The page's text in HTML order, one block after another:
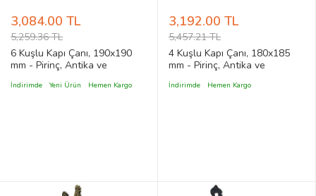
3,084.00 TL
5,259.36 TL
6 Kuşlu Kapı Çanı, 190x190
mm - Pirinç, Antika ve
İndirimde Yeni Ürün Hemen Kargo
3,192.00 TL
5,457.21 TL
4 Kuşlu Kapı Çanı, 180x185
mm - Pirinç, Antika ve
İndirimde Hemen Kargo